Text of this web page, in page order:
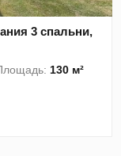
3 спальни,
130 м²